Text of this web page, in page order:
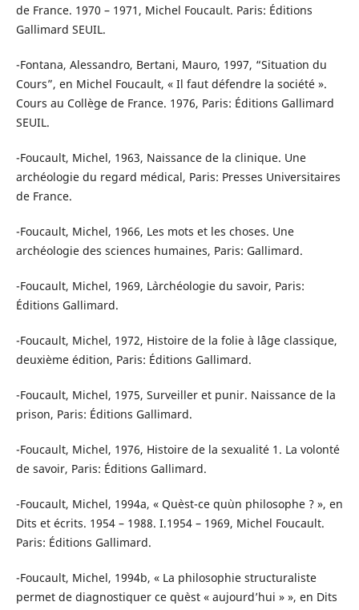
de France. 1970 – 1971, Michel Foucault. Paris: Éditions
Gallimard SEUIL.
-Fontana, Alessandro, Bertani, Mauro, 1997, “Situation du
Cours”, en Michel Foucault, « Il faut défendre la société ».
Cours au Collège de France. 1976, Paris: Éditions Gallimard
SEUIL.
-Foucault, Michel, 1963, Naissance de la clinique. Une
archéologie du regard médical, Paris: Presses Universitaires
de France.
-Foucault, Michel, 1966, Les mots et les choses. Une
archéologie des sciences humaines, Paris: Gallimard.
-Foucault, Michel, 1969, L`archéologie du savoir, Paris:
Éditions Gallimard.
-Foucault, Michel, 1972, Histoire de la folie à l`âge classique,
deuxième édition, Paris: Éditions Gallimard.
-Foucault, Michel, 1975, Surveiller et punir. Naissance de la
prison, Paris: Éditions Gallimard.
-Foucault, Michel, 1976, Histoire de la sexualité 1. La volonté
de savoir, Paris: Éditions Gallimard.
-Foucault, Michel, 1994a, « Qu`est-ce qu`un philosophe ? », en
Dits et écrits. 1954 – 1988. I.1954 – 1969, Michel Foucault.
Paris: Éditions Gallimard.
-Foucault, Michel, 1994b, « La philosophie structuraliste
permet de diagnostiquer ce qu`est « aujourd’hui » », en Dits